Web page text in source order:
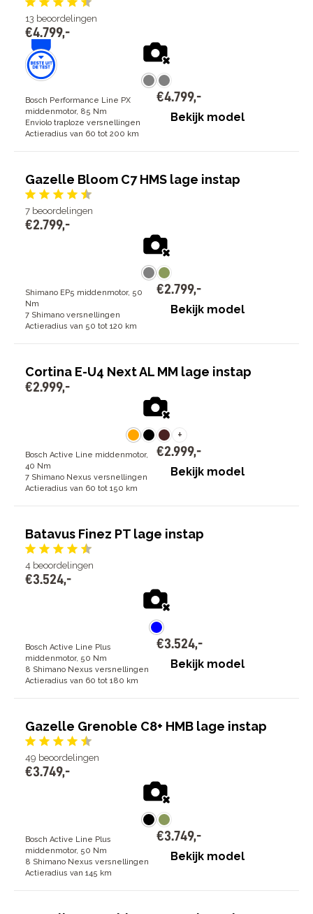
13 beoordelingen
€4.799,-
Bosch Performance Line PX
middenmotor, 85 Nm
Enviolo traploze versnellingen
Actieradius van 60 tot 200 km
€4.799,-
Bekijk model
Gazelle Bloom C7 HMS lage instap
7 beoordelingen
€2.799,-
Shimano EP5 middenmotor, 50
Nm
7 Shimano versnellingen
Actieradius van 50 tot 120 km
€2.799,-
Bekijk model
Cortina E-U4 Next AL MM lage instap
€2.999,-
+
Bosch Active Line middenmotor,
40 Nm
7 Shimano Nexus versnellingen
Actieradius van 60 tot 150 km
€2.999,-
Bekijk model
Batavus Finez PT lage instap
4 beoordelingen
€3.524,-
Bosch Active Line Plus
middenmotor, 50 Nm
8 Shimano Nexus versnellingen
Actieradius van 60 tot 180 km
€3.524,-
Bekijk model
Gazelle Grenoble C8+ HMB lage instap
49 beoordelingen
€3.749,-
Bosch Active Line Plus
middenmotor, 50 Nm
8 Shimano Nexus versnellingen
Actieradius van 145 km
€3.749,-
Bekijk model